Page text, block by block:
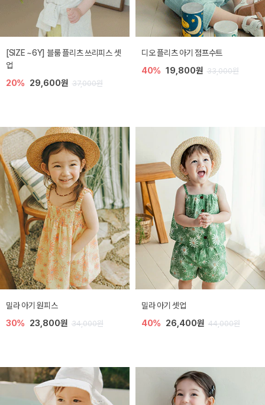
[SIZE ~6Y] 블룸 플리츠 쓰리피스 셋
업
20% 29,600원 37,000원
디오 플리츠 아기 점프수트
40% 19,800원 33,000원
밀라 아기 원피스
30% 23,800원 34,000원
밀라 아기 셋업
40% 26,400원 44,000원